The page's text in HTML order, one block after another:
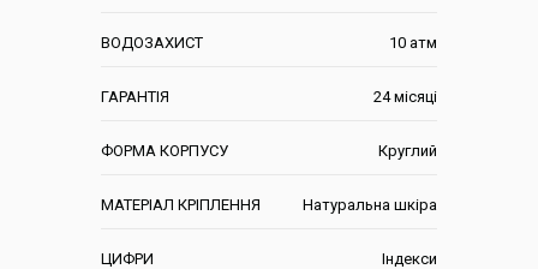
ВОДОЗАХИСТ 10 атм
ГАРАНТІЯ 24 місяці
ФОРМА КОРПУСУ Круглий
МАТЕРІАЛ КРІПЛЕННЯ Натуральна шкіра
ЦИФРИ Індекси